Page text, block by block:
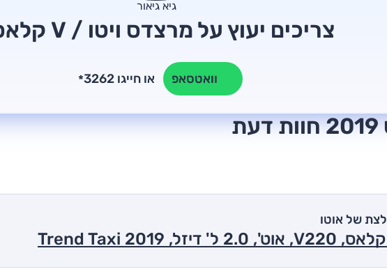
גיא גיאור
צריכים יעוץ על מרצדס ויטו / V קלאס?
וואטסאפ * או חייגו 3262
של אוטו